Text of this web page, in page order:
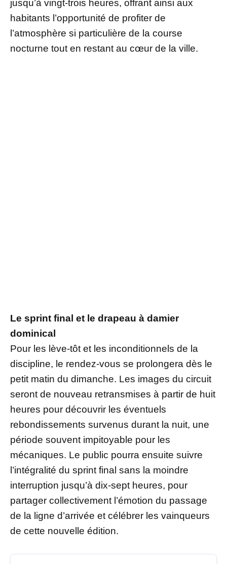
jusqu’à vingt-trois heures, offrant ainsi aux
habitants l’opportunité de profiter de
l’atmosphère si particulière de la course
nocturne tout en restant au cœur de la ville.
Le sprint final et le drapeau à damier
dominical
Pour les lève-tôt et les inconditionnels de la
discipline, le rendez-vous se prolongera dès le
petit matin du dimanche. Les images du circuit
seront de nouveau retransmises à partir de huit
heures pour découvrir les éventuels
rebondissements survenus durant la nuit, une
période souvent impitoyable pour les
mécaniques. Le public pourra ensuite suivre
l’intégralité du sprint final sans la moindre
interruption jusqu’à dix-sept heures, pour
partager collectivement l’émotion du passage
de la ligne d’arrivée et célébrer les vainqueurs
de cette nouvelle édition.